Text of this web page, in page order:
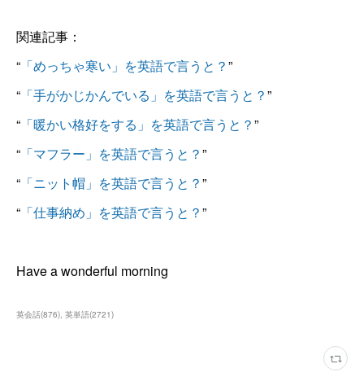
関連記事：
“ 「めっちゃ寒い」を英語で言うと？”
“ 「手がかじかんでいる」を英語で言うと？”
“ 「暖かい格好をする」を英語で言うと？”
“ 「マフラー」を英語で言うと？”
“ 「ニット帽」を英語で言うと？”
“ 「仕事納め」を英語で言うと？”
Have a wonderful morning
英会話(876) 英単語(2721)